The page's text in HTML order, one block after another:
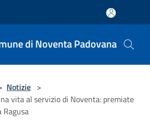
di Noventa Padovana
Notizie >
vita al servizio di Noventa: premiate
Ragusa